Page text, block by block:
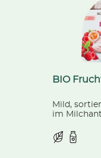
BIO
Mild,
im